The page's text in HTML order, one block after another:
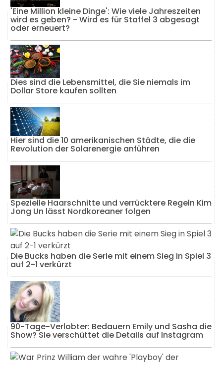
'Eine Million kleine Dinge': Wie viele Jahreszeiten
wird es geben? - Wird es für Staffel 3 abgesagt
oder erneuert?
Dies sind die Lebensmittel, die Sie niemals im
Dollar Store kaufen sollten
Hier sind die 10 amerikanischen Städte, die die
Revolution der Solarenergie anführen
Spezielle Haarschnitte und verrücktere Regeln Kim
Jong Un lässt Nordkoreaner folgen
Die Bucks haben die Serie mit einem Sieg in Spiel 3
auf 2-1 verkürzt
90-Tage-Verlobter: Bedauern Emily und Sasha die
Show? Sie verschüttet die Details auf Instagram